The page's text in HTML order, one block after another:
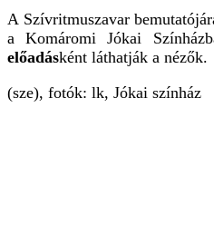
A Szívritmuszavar
a Komáromi Jókai
előadásként láthatják a nézők.
(sze), fotók: lk, Jókai színház